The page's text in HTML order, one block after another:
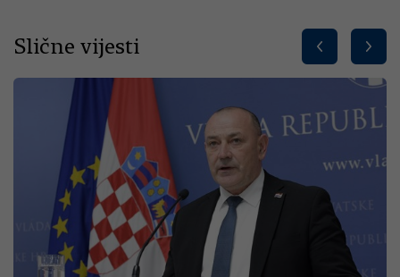
Slične vijesti